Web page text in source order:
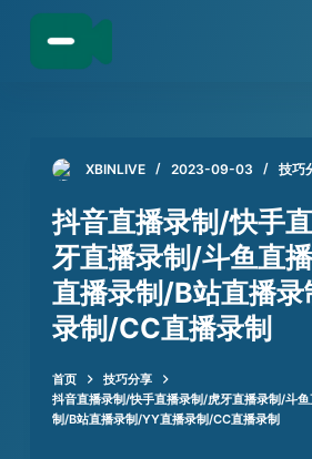
跳
XBINLIVE 2023-09-03 技巧
抖音直播录制/快手
牙直播录制/斗鱼直
直播录制/B站直播
录制/CC直播录制
首页
技巧分享
抖音直播录制/快手直播录制/虎牙直播录制/斗
制/B站直播录制/YY直播录制/CC直播录制